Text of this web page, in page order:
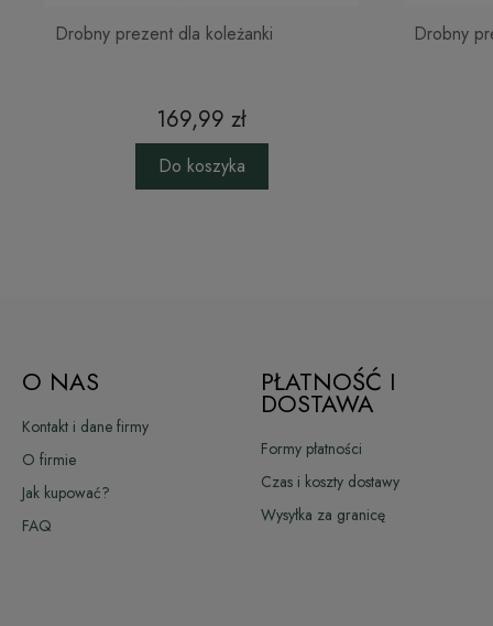
Drobny prezent dla koleżanki
169,99 zł
Do koszyka
Drobny
O NAS
Kontakt i dane firmy
O firmie
Jak kupować?
FAQ
PŁATNOŚĆ I
DOSTAWA
Formy płatności
Czas i koszty dostawy
Wysyłka za granicę